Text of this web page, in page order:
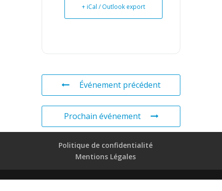
+ iCal / Outlook export
Événement précédent
Prochain événement
Politique de confidentialité
Mentions Légales